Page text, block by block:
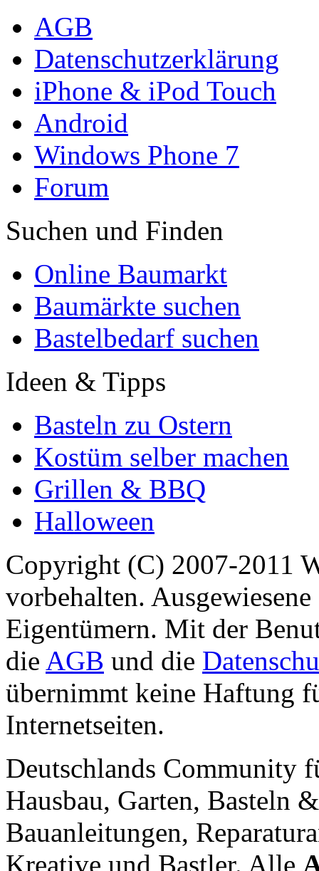
AGB
Datenschutzerklärung
iPhone & iPod Touch
Android
Windows Phone 7
Forum
Suchen und Finden
Online Baumarkt
Baumärkte suchen
Bastelbedarf suchen
Ideen & Tipps
Basteln zu Ostern
Kostüm selber machen
Grillen & BBQ
Halloween
Copyright (C) 2007-2011
vorbehalten.
Eigentümern. Mit der
die AGB und die
übernimmt keine Haftung
Internetseiten.
Deutschlands Community
Hausbau, Garten, Basteln
Bauanleitungen,
Kreative und Bastler. Alle